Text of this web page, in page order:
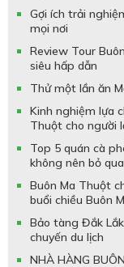
Gợi ích trải
mọi nơi
Review Tour
siêu hấp dẫn
Thử một lần ăn
Kinh nghiệm lựa
Thuột cho người
Top 5 quán cà
không nên bỏ qua
Buôn Ma Thuột
buổi chiều Buôn
Bảo tàng Đắk
chuyến du lịch
NHÀ HÀNG